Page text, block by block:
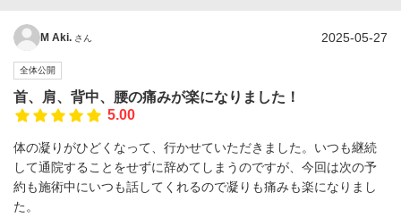
M Aki. さん 2025-05-27
全体公開
首、肩、背中、腰の痛みが楽になりました！
5.00
体の凝りがひどくなって、行かせていただきました。いつも継続
して通院することをせずに辞めてしまうのですが、今回は次の予
約も施術中にいつも話してくれるので凝りも痛みも楽になりまし
た。